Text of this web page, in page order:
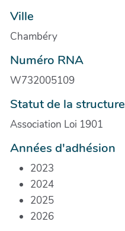
Ville
Chambéry
Numéro RNA
W732005109
Statut de la structure
Association Loi 1901
Années d'adhésion
2023
2024
2025
2026